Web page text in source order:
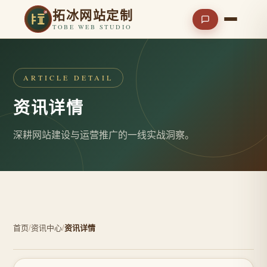
拓冰网站定制
TOBE WEB STUDIO
ARTICLE DETAIL
资讯详情
深耕网站建设与运营推广的一线实战洞察。
首页/资讯中心/资讯详情